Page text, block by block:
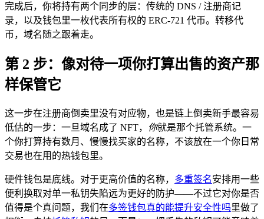
完成后，你将持有两个同步的层：传统的 DNS / 注册商记
录，以及钱包里一枚代表所有权的 ERC-721 代币。转移代
币，域名随之跟着走。
第 2 步：像对待一项你打算出售的资产那
样保管它
这一步在注册商倒卖里没有对应物，也是链上倒卖新手最容易
低估的一步：一旦域名成了 NFT，
你就是那个托管系统。一
个你打算持有数月、慢慢找买家的名称，不该放在一个你日常
交易也在用的热钱包里。
硬件钱包是底线。对于更高价值的名称， 多重签名安排用一些
便利换取对单一私钥失陷远为更好的防护——不过它对你是否
值得是个真问题，我们在多签钱包真的能提升安全性吗里做了